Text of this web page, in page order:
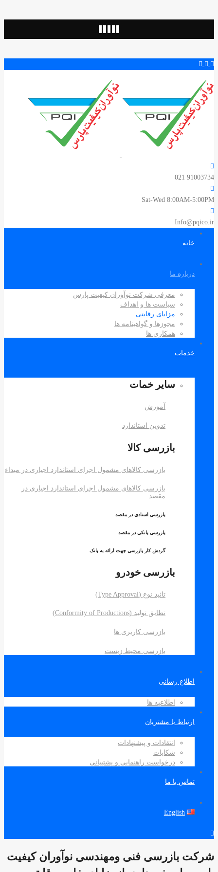
91003734 021
Sat-Wed 8:00AM-5:00PM
Info@pqico.ir
خانه
درباره ما
معرفی شرکت نوآوران کیفیت پارس
سیاست ها و اهداف
مزایای رقابتی
مجوزها و گواهینامه ها
همکاری ها
خدمات
سایر خمات
آموزش
تدوین استاندارد
بازرسی کالا
بازرسی کالاهای مشمول اجرای استاندارد اجباری در مبداء
بازرسی کالاهای مشمول اجرای استاندارد اجباری در
مقصد
بازرسی اسنادی در مقصد
بازرسی بانکی در مقصد
گردش کار بازرسی جهت ارائه به بانک
بازرسی خودرو
تائید نوع (Type Approval)
تطابق تولید (Conformity of Productions)
بازرسی کاربری ها
بازرسی محیط زیست
اطلاع رسانی
اطلاعیه ها
ارتباط با مشتریان
انتقادات و پیشنهادات
شکایات
درخواست راهنمایی و پشتیبانی
تماس با ما
English
شرکت بازرسی فنی ومهندسی نوآوران کیفیت